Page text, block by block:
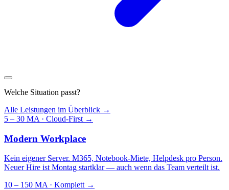
Welche Situation passt?
Alle Leistungen im Überblick →
5 – 30 MA · Cloud-First →
Modern Workplace
Kein eigener Server. M365, Notebook-Miete, Helpdesk pro Person.
Neuer Hire ist Montag startklar — auch wenn das Team verteilt ist.
10 – 150 MA · Komplett →